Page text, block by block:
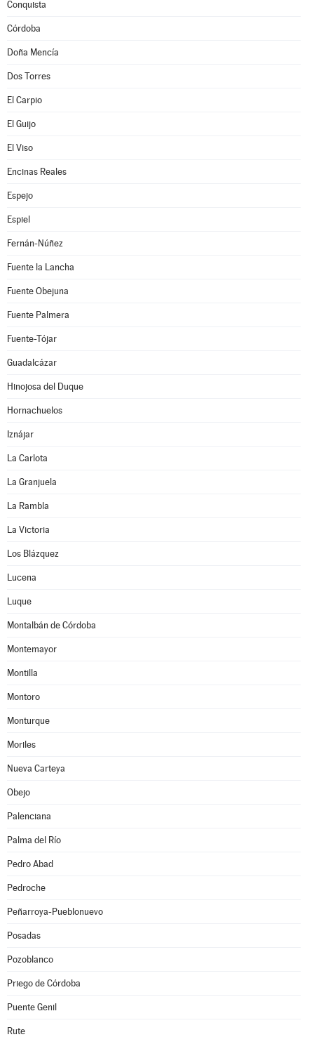
Conquista
Córdoba
Doña Mencía
Dos Torres
El Carpio
El Guijo
El Viso
Encinas Reales
Espejo
Espiel
Fernán-Núñez
Fuente la Lancha
Fuente Obejuna
Fuente Palmera
Fuente-Tójar
Guadalcázar
Hinojosa del Duque
Hornachuelos
Iznájar
La Carlota
La Granjuela
La Rambla
La Victoria
Los Blázquez
Lucena
Luque
Montalbán de Córdoba
Montemayor
Montilla
Montoro
Monturque
Moriles
Nueva Carteya
Obejo
Palenciana
Palma del Río
Pedro Abad
Pedroche
Peñarroya-Pueblonuevo
Posadas
Pozoblanco
Priego de Córdoba
Puente Genil
Rute